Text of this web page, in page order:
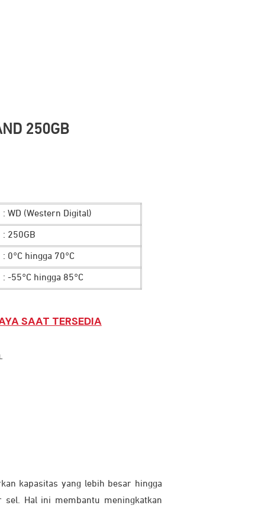
250GB
: WD (Western Digital)
: 250GB
: 0°C hingga 70°C
: -55°C hingga 85°C
SAAT TERSEDIA
kapasitas yang lebih besar hingga
sel. Hal ini membantu meningkatkan